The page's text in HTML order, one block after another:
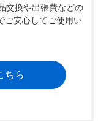
交換や出張費などの
ご安心してご使用い
ちら